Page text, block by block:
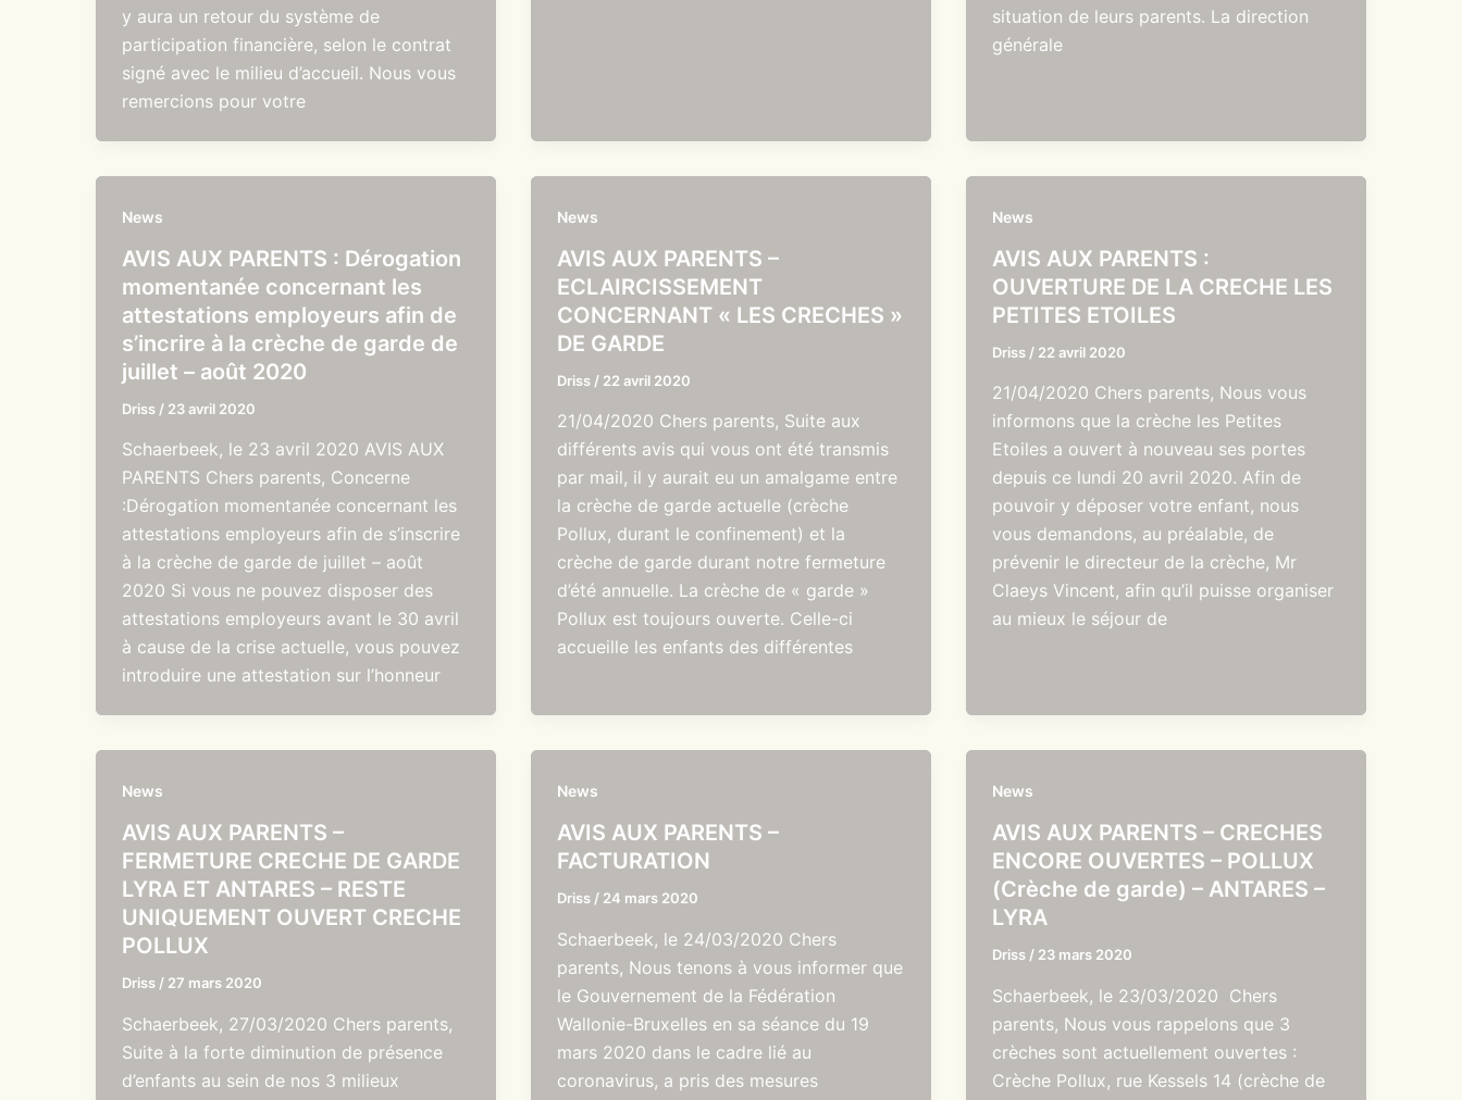
y aura un retour du système de
participation financière, selon le contrat
signé avec le milieu d’accueil. Nous vous
remercions pour votre
situation de leurs parents. La direction
générale
News
AVIS AUX PARENTS : Dérogation
momentanée concernant les
attestations employeurs afin de
s’incrire à la crèche de garde de
juillet – août 2020
Driss / 23 avril 2020
Schaerbeek, le 23 avril 2020 AVIS AUX
PARENTS Chers parents, Concerne
:Dérogation momentanée concernant les
attestations employeurs afin de s’inscrire
à la crèche de garde de juillet – août
2020 Si vous ne pouvez disposer des
attestations employeurs avant le 30 avril
à cause de la crise actuelle, vous pouvez
introduire une attestation sur l’honneur
News
AVIS AUX PARENTS –
ECLAIRCISSEMENT
CONCERNANT « LES CRECHES »
DE GARDE
Driss / 22 avril 2020
21/04/2020 Chers parents, Suite aux
différents avis qui vous ont été transmis
par mail, il y aurait eu un amalgame entre
la crèche de garde actuelle (crèche
Pollux, durant le confinement) et la
crèche de garde durant notre fermeture
d’été annuelle. La crèche de « garde »
Pollux est toujours ouverte. Celle-ci
accueille les enfants des différentes
News
AVIS AUX PARENTS :
OUVERTURE DE LA CRECHE LES
PETITES ETOILES
Driss / 22 avril 2020
21/04/2020 Chers parents, Nous vous
informons que la crèche les Petites
Etoiles a ouvert à nouveau ses portes
depuis ce lundi 20 avril 2020. Afin de
pouvoir y déposer votre enfant, nous
vous demandons, au préalable, de
prévenir le directeur de la crèche, Mr
Claeys Vincent, afin qu’il puisse organiser
au mieux le séjour de
News
AVIS AUX PARENTS –
FERMETURE CRECHE DE GARDE
LYRA ET ANTARES – RESTE
UNIQUEMENT OUVERT CRECHE
POLLUX
Driss / 27 mars 2020
Schaerbeek, 27/03/2020 Chers parents,
Suite à la forte diminution de présence
d’enfants au sein de nos 3 milieux
News
AVIS AUX PARENTS –
FACTURATION
Driss / 24 mars 2020
Schaerbeek, le 24/03/2020 Chers
parents, Nous tenons à vous informer que
le Gouvernement de la Fédération
Wallonie-Bruxelles en sa séance du 19
mars 2020 dans le cadre lié au
coronavirus, a pris des mesures
News
AVIS AUX PARENTS – CRECHES
ENCORE OUVERTES – POLLUX
(Crèche de garde) – ANTARES –
LYRA
Driss / 23 mars 2020
Schaerbeek, le 23/03/2020 Chers
parents, Nous vous rappelons que 3
crèches sont actuellement ouvertes :
Crèche Pollux, rue Kessels 14 (crèche de